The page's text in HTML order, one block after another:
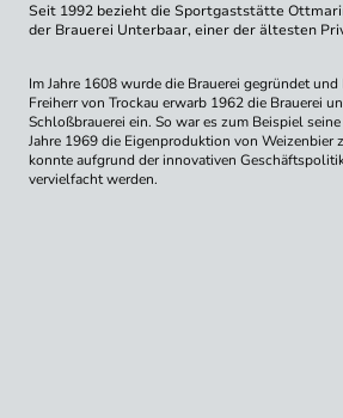
Seit 1992 bezieht die Sportgaststätte
der Brauerei Unterbaar, einer der ältesten
Im Jahre 1608 wurde die Brauerei gegründet
Freiherr von Trockau erwarb 1962 die Brauerei
Schloßbrauerei ein. So war es zum Beispiel
Jahre 1969 die Eigenproduktion von Weizenbier
konnte aufgrund der innovativen
vervielfacht werden.